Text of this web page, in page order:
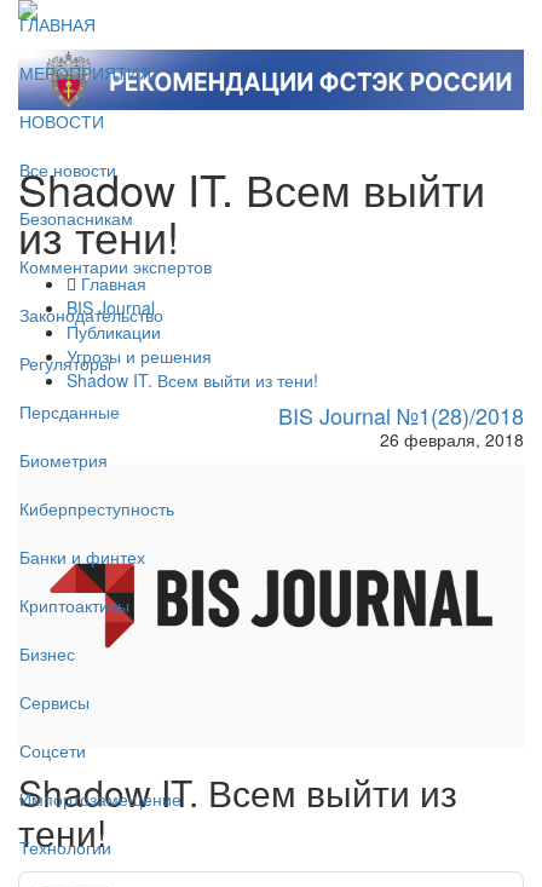
ГЛАВНАЯ
МЕРОПРИЯТИЯ
НОВОСТИ
Все новости
Безопасникам
Комментарии экспертов
Законодательство
Регуляторы
Персданные
Биометрия
Киберпреступность
Банки и финтех
Криптоактивы
Бизнес
Сервисы
Соцсети
Импортозамещение
Технологии
Shadow IT. Всем выйти
из тени!
Главная
BIS Journal
Публикации
Угрозы и решения
Shadow IT. Всем выйти из тени!
BIS Journal №1(28)/2018
26 февраля, 2018
Shadow IT. Всем выйти из
тени!